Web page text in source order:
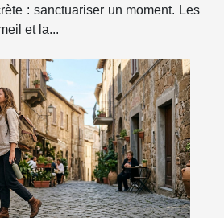
: sanctuariser un moment. Les
et la...